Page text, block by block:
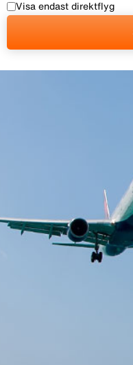
Visa endast direktflyg